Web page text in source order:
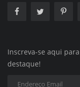
Inscreva-se aqui
destaque!